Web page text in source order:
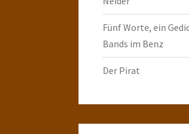
Fünf Worte, ein
Bands im Benz
Der Pirat